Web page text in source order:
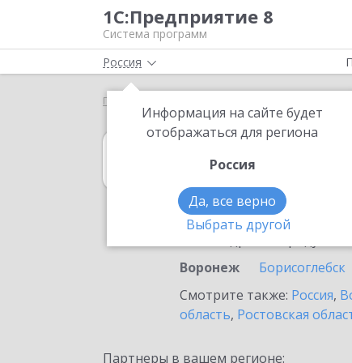
1С:Предприятие 8
Система программ
Россия
Информация на сайте будет
отображаться для региона
Россия
Да, все верно
Выбрать другой
Главная
1С:MDM КОРП
в Воронеже
Ознакомьтесь с
Воронеж
Борисоглебск
Смотрите также: Россия,
область, Ростовская
Партнеры в вашем регионе: